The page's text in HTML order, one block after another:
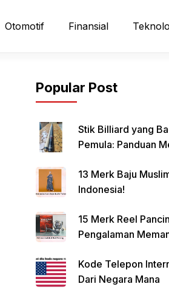
Otomotif Finansial
Popular Post
Stik Billiard yang
Pemula: Panduan
13 Merk Baju
Indonesia!
15 Merk Reel
Pengalaman
Kode Telepon
Dari Negara Mana